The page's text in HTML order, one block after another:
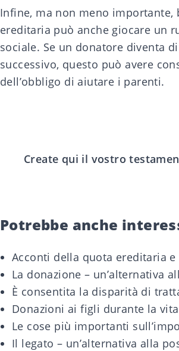
Infine, ma non meno importante,
ereditaria può anche giocare un
sociale. Se un donatore diventa
successivo, questo può avere
dell’obbligo di aiutare i parenti.
Create qui il vostro
Potrebbe anche
Acconti della quota ereditaria
La donazione – un’alternativa
È consentita la disparità di
Donazioni ai figli durante la
Le cose più importanti
Il legato – un’alternativa alla